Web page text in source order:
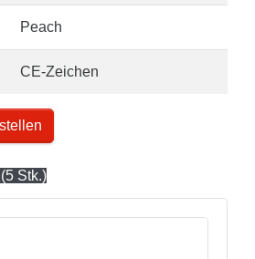
Peach
CE-Zeichen
Stk.)